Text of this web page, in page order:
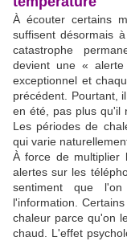
À écouter certains
suffisent désormais
catastrophe
devient une «
exceptionnel et
précédent. Pourtant,
en été, pas plus qu'il
Les périodes de
qui varie
À force de multiplier
alertes sur les
sentiment que l'on
l'information.
chaleur parce qu'on
chaud. L'effet